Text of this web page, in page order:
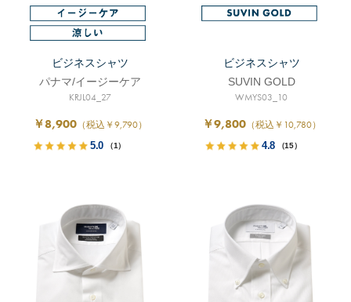
ビジネスシャツ
パナマ/イージーケア
KRJL04_27
￥8,900（税込￥9,790）
5.0 （1）
ビジネスシャツ
SUVIN GOLD
WMYS03_10
￥9,800（税込￥10,780）
4.8 （15）